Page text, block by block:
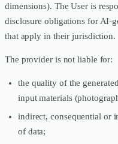
dimensions). The User is
disclosure obligations for AI-
that apply in their jurisdiction.
The provider is not liable for:
the quality of the
input materials
indirect, consequential or
of data;